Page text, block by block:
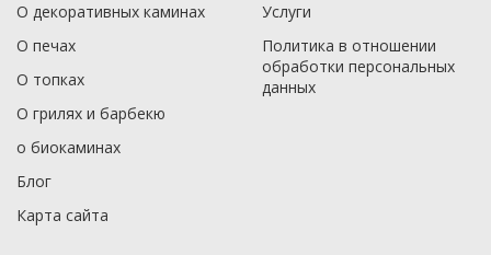
О декоративных каминах
О печах
О топках
О грилях и барбекю
о биокаминах
Блог
Карта сайта
Услуги
Политика в отношении
обработки персональных
данныx